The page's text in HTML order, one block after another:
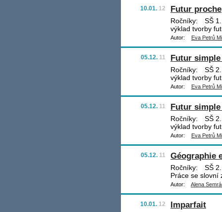
10.01. 12 Futur proche
Ročníky:
SŠ
výklad tvorby
Autor: Eva Petrů
05.12. 11 Futur
Ročníky:
SŠ
výklad tvorby
Autor: Eva Petrů
05.12. 11 Futur
Ročníky:
SŠ
výklad tvorby
Autor: Eva Petrů
05.12. 11 Géographie
Ročníky:
SŠ
Práce se slovní
Autor: Alena
10.01. 12 Imparfait